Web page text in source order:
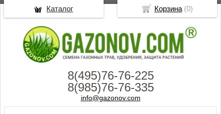
8(495)76-76-225
8(985)76-76-335
info@gazonov.com
Корзина(0)
Каталог